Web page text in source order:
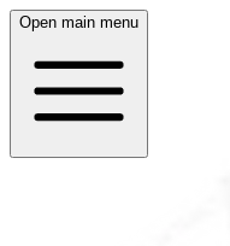
Open main menu